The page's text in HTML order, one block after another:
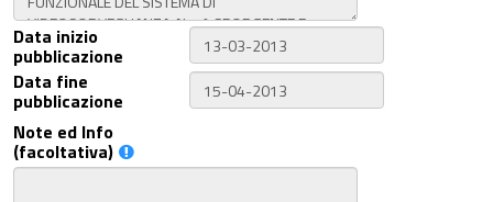
Data inizio
pubblicazione
Data fine
pubblicazione
Note ed Info
(facoltativa)